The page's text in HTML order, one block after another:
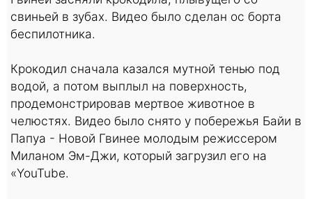
свиньей в зубах. Видео было сделан ос борта
беспилотника.
Крокодил сначала казался мутной тенью под
водой, а потом выплыл на поверхность,
продемонстрировав мертвое животное в
челюстях. Видео было снято у побережья Байи в
Папуа - Новой Гвинее молодым режиссером
Миланом Эм-Джи, который загрузил его на
«YouTube.